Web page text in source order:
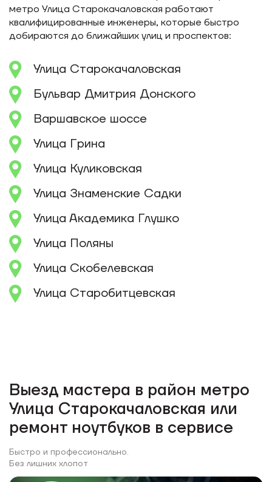
метро Улица Старокачаловская работают
квалифицированные инженеры, которые быстро
добираются до ближайших улиц и проспектов:
Улица Старокачаловская
Бульвар Дмитрия Донского
Варшавское шоссе
Улица Грина
Улица Куликовская
Улица Знаменские Садки
Улица Академика Глушко
Улица Поляны
Улица Скобелевская
Улица Старобитцевская
Выезд мастера в район метро
Улица Старокачаловская или
ремонт ноутбуков в сервисе
Быстро и профессионально.
Без лишних хлопот